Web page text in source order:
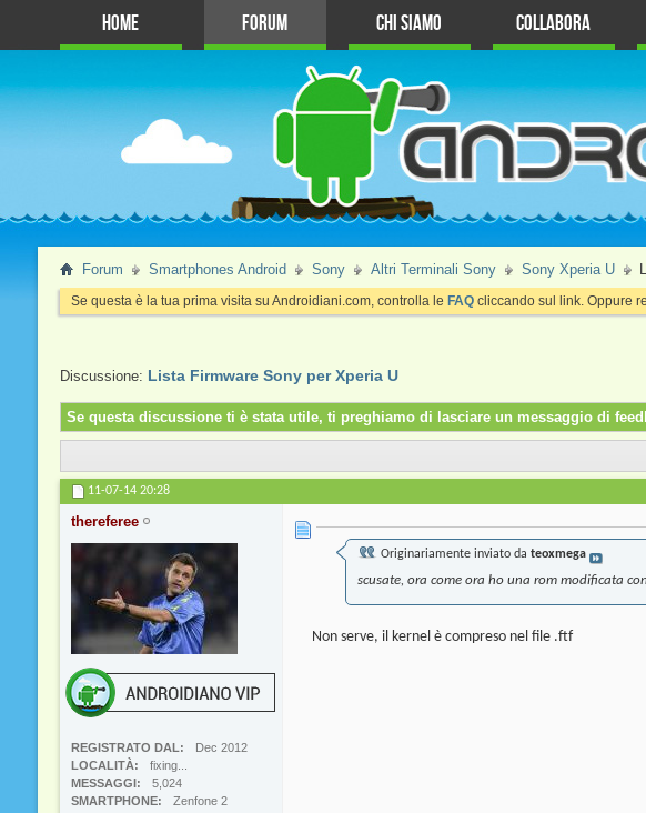
Home Forum Chi Siamo Collabora
Forum Smartphones Android Sony Altri Terminali Sony Sony Xperia U
Se questa è la tua prima visita su Androidiani.com, controlla le FAQcliccando sul link. Oppure
Discussione: Lista Firmware Sony per Xperia U
Se questa discussione ti è stata utile, ti preghiamo di lasciare un messaggio di
11-07-14 20:28
thereferee
REGISTRATO DAL
Dec 2012
LOCALITÀ
fixing...
MESSAGGI
5,024
SMARTPHONE
Zenfone 2
Originariamente inviato da teoxmega
scusate, ora come ora ho una rom modificata
Non serve, il kernel è compreso nel file .ftf